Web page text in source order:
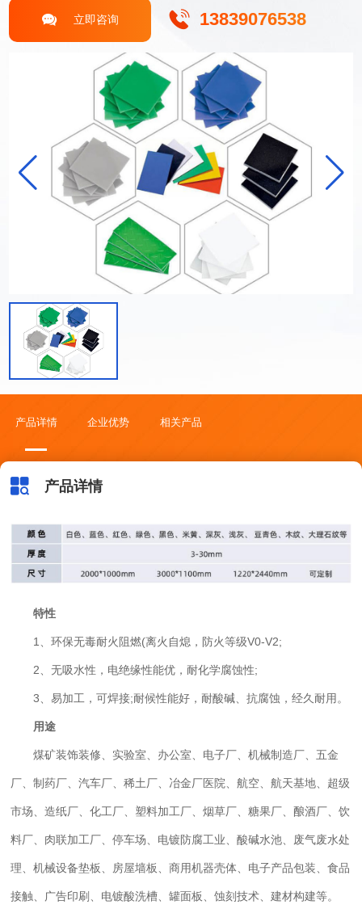
化工厂、塑料加工厂、烟草厂、糖果厂、酿酒厂、饮料厂、肉联加工
厂、停车场、电镀防腐工业、酸碱水池、废气废水处理、机械设备垫
板、房屋墙板、商用机器壳体、电子产品包装、食品接触、广告印
刷、电镀酸洗槽、罐面板、蚀刻技术、建材构建等。
立即咨询 13839076538
产品详情 企业优势 相关产品
产品详情
特性
1、环保无毒耐火阻燃(离火自熄，防火等级V0-V2;
2、无吸水性，电绝缘性能优，耐化学腐蚀性;
3、易加工，可焊接;耐候性能好，耐酸碱、抗腐蚀，经久耐用。
用途
煤矿装饰装修、实验室、办公室、电子厂、机械制造厂、五金
厂、制药厂、汽车厂、稀土厂、冶金厂医院、航空、航天基地、超级
市场、造纸厂、化工厂、塑料加工厂、烟草厂、糖果厂、酿酒厂、饮
料厂、肉联加工厂、停车场、电镀防腐工业、酸碱水池、废气废水处
理、机械设备垫板、房屋墙板、商用机器壳体、电子产品包装、食品
接触、广告印刷、电镀酸洗槽、罐面板、蚀刻技术、建材构建等。